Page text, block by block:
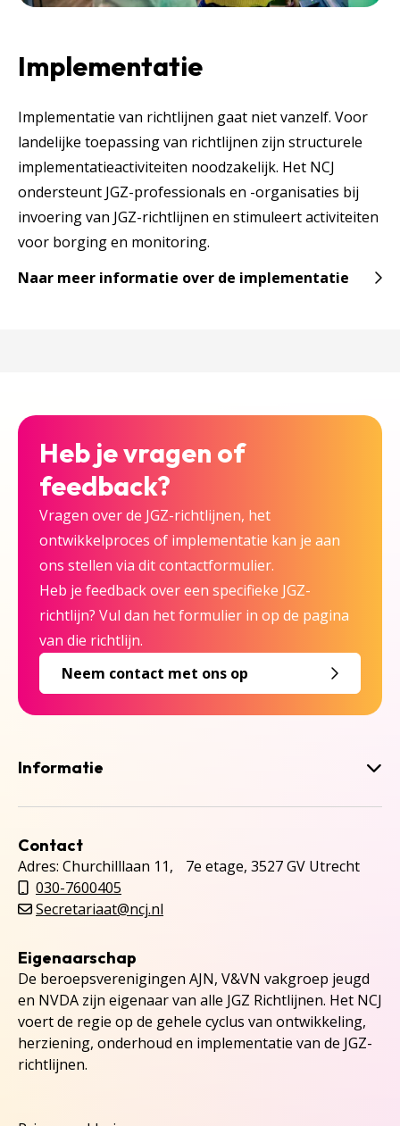
Implementatie
Implementatie van richtlijnen gaat niet vanzelf. Voor
landelijke toepassing van richtlijnen zijn structurele
implementatieactiviteiten noodzakelijk. Het NCJ
ondersteunt JGZ-professionals en -organisaties bij
invoering van JGZ-richtlijnen en stimuleert activiteiten
voor borging en monitoring.
Naar meer informatie over de implementatie
Heb je vragen of
feedback?
Vragen over de JGZ-richtlijnen, het
ontwikkelproces of implementatie kan je aan
ons stellen via dit contactformulier.
Heb je feedback over een specifieke JGZ-
richtlijn? Vul dan het formulier in op de pagina
van die richtlijn.
Neem contact met ons op
Informatie
Contact
Adres: Churchilllaan 11, 7e etage, 3527 GV Utrecht
030-7600405
Secretariaat@ncj.nl
Eigenaarschap
De beroepsverenigingen AJN, V&VN vakgroep jeugd
en NVDA zijn eigenaar van alle JGZ Richtlijnen. Het NCJ
voert de regie op de gehele cyclus van ontwikkeling,
herziening, onderhoud en implementatie van de JGZ-
richtlijnen.